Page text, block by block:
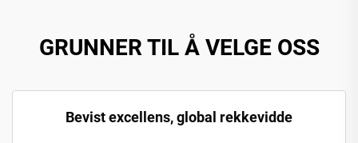
GRUNNER TIL Å VELGE OSS
Bevist excellens, global rekkevidde